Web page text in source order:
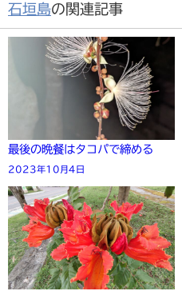
石垣島の関連記事
最後の晩餐はタコパで締める
2023年10月4日